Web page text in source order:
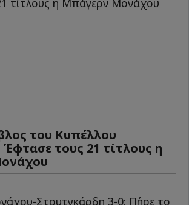
του Κυπέλλου
Έφτασε τους 21 τίτλους η